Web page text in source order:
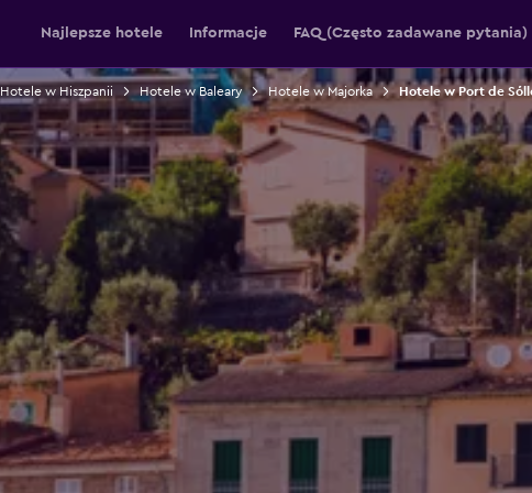
Najlepsze hotele Informacje FAQ (Często zadawane pytania)
Hotele w Hiszpanii Hotele w Baleary Hotele w Majorka Hotele w Port de